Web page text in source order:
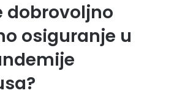
dobrovoljno
osiguranje u